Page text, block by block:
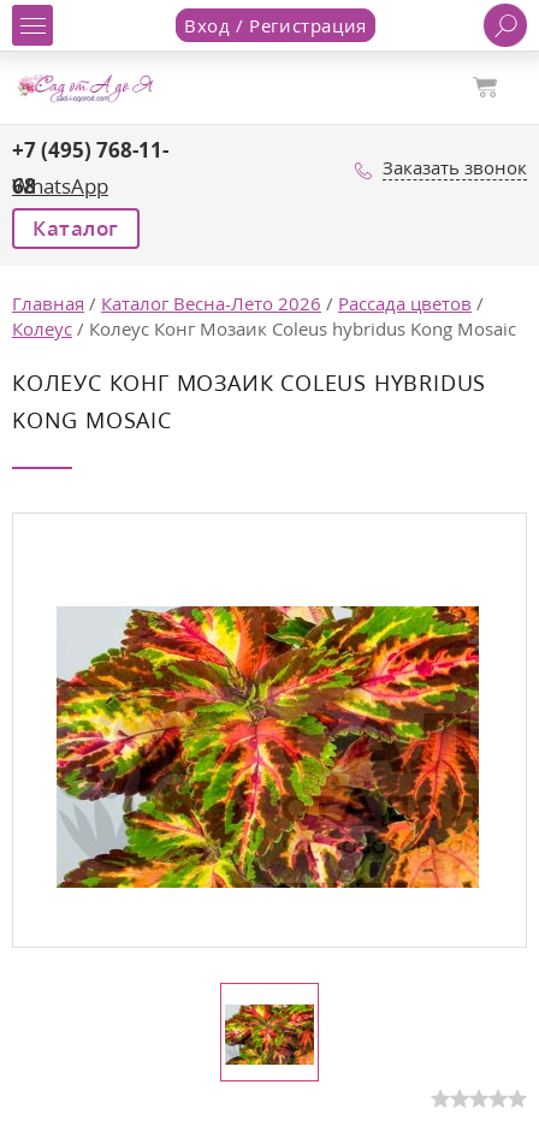
Вход / Регистрация
+7 (495) 768-11-
68
WhatsApp
Заказать звонок
Каталог
Главная / Каталог Весна-Лето 2026 / Рассада цветов /
Колеус / Колеус Конг Мозаик Coleus hybridus Kong Mosaic
КОЛЕУС КОНГ МОЗАИК COLEUS HYBRIDUS
KONG MOSAIC